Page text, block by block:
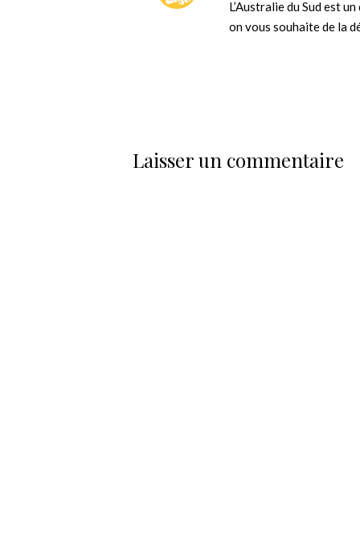
L’Australie du Sud est
on vous souhaite de la
Laisser un commentaire